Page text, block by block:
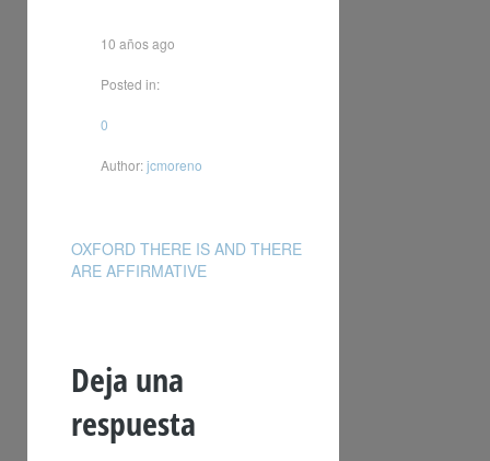
10 años ago
Posted in:
0
Author:jcmoreno
OXFORD THERE IS AND THERE
ARE AFFIRMATIVE
Deja una
respuesta